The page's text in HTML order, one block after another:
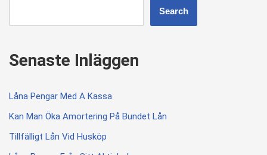
Search
Senaste Inläggen
Låna Pengar Med A Kassa
Kan Man Öka Amortering På Bundet Lån
Tillfälligt Lån Vid Husköp